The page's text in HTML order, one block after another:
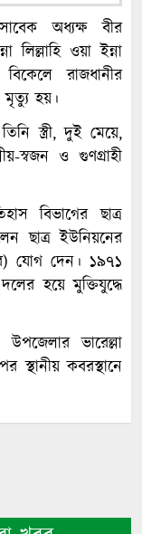
অধ্যক্ষ বীর
লিল্লাহি ওয়া ইন্না
রাজধানীর
মৃত্যু হয়।
স্ত্রী, দুই মেয়ে,
স্বজন ও গুণগ্রাহী
বিভাগের ছাত্র
ছাত্র ইউনিয়নের
যোগ দেন। ১৯৭১
হয়ে মুক্তিযুদ্ধে
ভারেল্লা
স্থানীয় কবরস্থানে